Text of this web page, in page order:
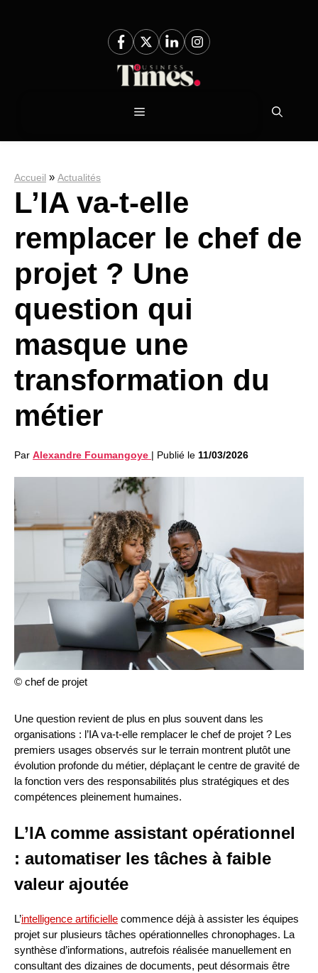
Menu
Accueil » Actualités
L’IA va-t-elle
remplacer le chef de
projet ? Une
question qui
masque une
transformation du
métier
Par Alexandre Foumangoye | Publié le 11/03/2026
© chef de projet
Une question revient de plus en plus souvent dans les
organisations : l’IA va-t-elle remplacer le chef de projet ? Les
premiers usages observés sur le terrain montrent plutôt une
évolution profonde du métier, déplaçant le centre de gravité de
la fonction vers des responsabilités plus stratégiques et des
compétences pleinement humaines.
L’IA comme assistant opérationnel
: automatiser les tâches à faible
valeur ajoutée
L’intelligence artificielle commence déjà à assister les équipes
projet sur plusieurs tâches opérationnelles chronophages. La
synthèse d’informations, autrefois réalisée manuellement en
consultant des dizaines de documents, peut désormais être